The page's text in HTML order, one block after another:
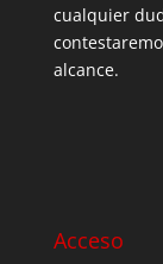
cualquier
alcance.
Acceso